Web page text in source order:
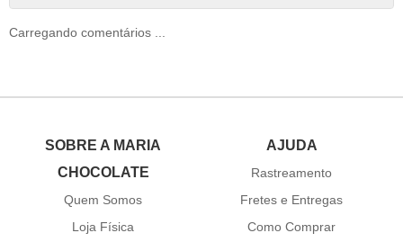
Carregando comentários ...
SOBRE A MARIA
CHOCOLATE
Quem Somos
Loja Física
AJUDA
Rastreamento
Fretes e Entregas
Como Comprar